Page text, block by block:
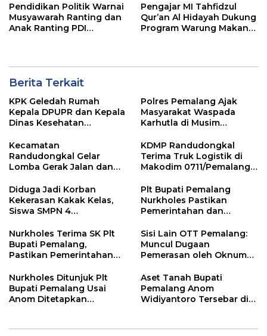
Pendidikan Politik Warnai
Musyawarah Ranting dan
Anak Ranting PDI
Pengajar MI Tahfidzul
Qur’an Al Hidayah Dukung
Program Warung Makan
Berita Terkait
KPK Geledah Rumah
Kepala DPUPR dan Kepala
Dinas Kesehatan
Polres Pemalang Ajak
Masyarakat Waspada
Karhutla di Musim
Kecamatan
Randudongkal Gelar
Lomba Gerak Jalan dan
HUT RI ke-81
KDMP Randudongkal
Terima Truk Logistik di
Makodim 0711/Pemalang
Desa
Diduga Jadi Korban
Kekerasan Kakak Kelas,
Siswa SMPN 4
Dunia
Plt Bupati Pemalang
Nurkholes Pastikan
Pemerintahan dan
Berjalan
Nurkholes Terima SK Plt
Bupati Pemalang,
Pastikan Pemerintahan
Sisi Lain OTT Pemalang:
Muncul Dugaan
Pemerasan oleh Oknum
Nurkholes Ditunjuk Plt
Bupati Pemalang Usai
Anom Ditetapkan
Aset Tanah Bupati
Pemalang Anom
Widiyantoro Tersebar di